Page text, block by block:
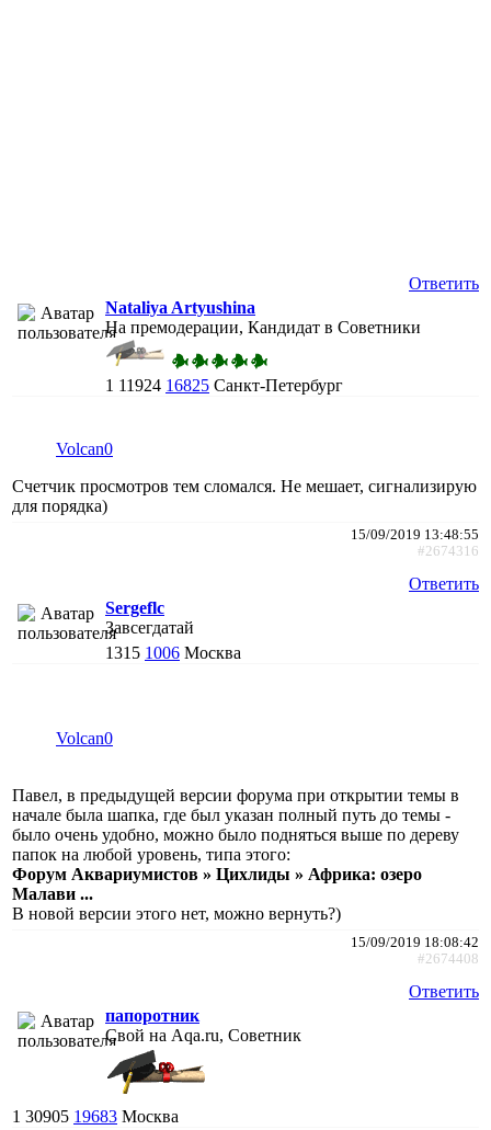
Ответить
Nataliya Artyushina
На премодерации, Кандидат в Советники
1 11924 16825 Санкт-Петербург
Volcan0
Счетчик просмотров тем сломался. Не мешает, сигнализирую
для порядка)
15/09/2019 13:48:55
#2674316
Ответить
Sergeflc
Завсегдатай
1315 1006 Москва
Volcan0
Павел, в предыдущей версии форума при открытии темы в
начале была шапка, где был указан полный путь до темы -
было очень удобно, можно было подняться выше по дереву
папок на любой уровень, типа этого:
Форум Аквариумистов » Цихлиды » Африка: озеро
Малави ...
В новой версии этого нет, можно вернуть?)
15/09/2019 18:08:42
#2674408
Ответить
папоротник
Свой на Aqa.ru, Советник
1 30905 19683 Москва